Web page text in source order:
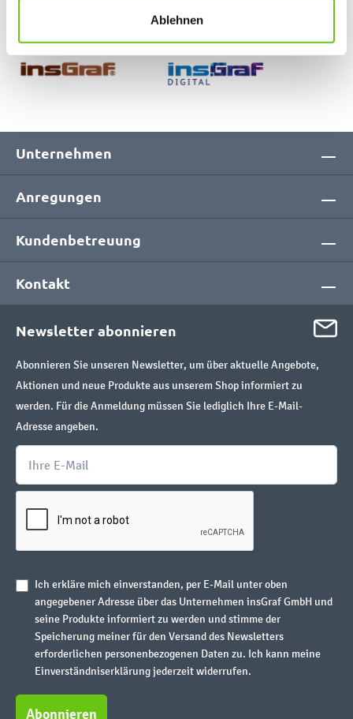
Ablehnen
Unternehmen
Anregungen
Kundenbetreuung
Kontakt
Newsletter abonnieren
Abonnieren Sie unseren Newsletter, um über aktuelle Angebote,
Aktionen und neue Produkte aus unserem Shop informiert zu
werden. Für die Anmeldung müssen Sie lediglich Ihre E-Mail-
Adresse angeben.
Ich erkläre mich einverstanden, per E-Mail unter oben
angegebener Adresse über das Unternehmen insGraf GmbH und
seine Produkte informiert zu werden und stimme der
Speicherung meiner für den Versand des Newsletters
erforderlichen personenbezogenen Daten zu. Ich kann meine
Einverständniserklärung jederzeit widerrufen.
Abonnieren